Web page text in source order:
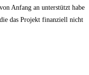
Anfang an unter­stützt habe
das Pro­jekt finan­zi­ell nicht